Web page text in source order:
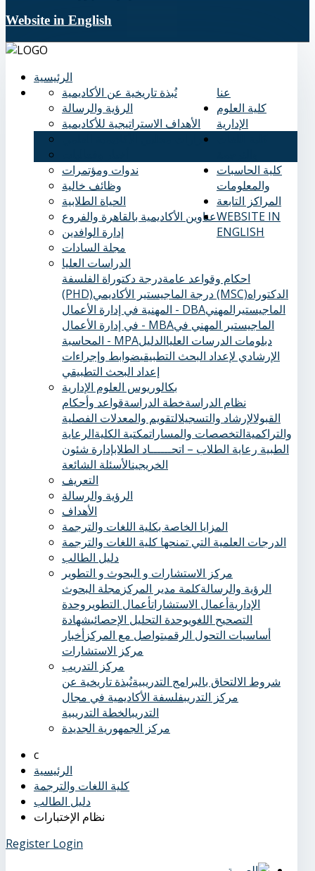
Website in English
الرئيسية
عنا
نُبذة تاريخية عن الأكاديمية
الرؤية والرسالة
الأهداف الاستراتيجية للأكاديمية
قرارات مجلس الأكاديمية العلمي
ندوات ومؤتمرات
وظائف خالية
الحياة الطلابية
عناوين الأكاديمية بالقاهرة والفروع
إدارة الوافدين
كلية العلوم
الإدارية
مجلة السادات
الدراسات العليا
احكام وقواعد عامةدرجة دكتوراة الفلسفة
(PHD)
درجة الماجيستير الأكاديمي (MSC)الدكتوراه
المهنية في إدارة الأعمال - DBAالماجيستيرالمهني
في إدارة الأعمال - MBAالماجيستير المهني في
المحاسبة - MPA
دبلومات الدرسات العلياالدليل
الإرشادي لإعداد البحث التطبيقيضوابط وإجراءات
إعداد البحث التطبيقي
بكالوريوس العلوم الإدارية
نظام الدراسةخطة الدراسةقواعد وأحكام
القبولالإرشاد والتسجيلالتقويم والمعدلات الفصلية
والتراكميةالتخصصات والمساراتمكتبة الكليةالرعاية
الطبية ‏ رعاية الطلاب – اتحــــــاد الطلابإدارة شئون
الخريجينالأسئلة الشائعة
التعريف
الرؤية والرسالة
الأهداف
المزايا الخاصة بكلية اللغات والترجمة
الدرجات العلمية التي تمنحها كلية اللغات والترجمة
دليل الطالب
كلية الحاسبات
والمعلومات
المراكز التابعة
مركز الاستشارات و البحوث و التطوير
الرؤية والرسالةكلمة مدير المركز مجلة البحوث
الإداريةأعمال الاستشاراتأعمال التطوير وحدة
التصحيح اللغويوحدة التحليل الإحصائيشهادة
أساسيات التحول الرقميتواصل مع المركزأخبار
مركز الاستشارات
مركز التدريب
شروط الالتحاق بالبرامج التدريبيةنُبذة تاريخية عن
مركز التدريبفلسفة الأكاديمية في مجال
التدريبالخطة التدريبية
مركز الجمهورية الجديدة
WEBSITE IN
ENGLISH
الرئيسية
كلية اللغات والترجمة
دليل الطالب
نظام الإختبارات
Register Login